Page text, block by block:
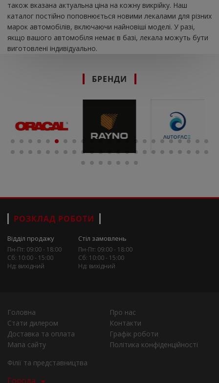
також вказана актуальна ціна на кожну викрійку. Наш
каталог постійно поповнюється новими лекалами для різних
марок автомобілів, включаючи найновіші моделі. У разі,
якщо вашого автомобіля немає в базі, лекала можуть бути
виготовлені індивідуально.
БРЕНДИ
РОЗКЛАД РОБОТИ
Відділ продажу
Пн-Пт: 09:00 - 18:00
Сб: 10:00 - 15:00
Нд: вихідний
Стіл замовлень
Пн-Пт: 09:00 - 18:00
Сб: 10:00 - 15:00
Нд: вихідний
Головна
Про нас
Стати дилером
Контакти
Доставка та оплата
Графік роботи
Мапа сайту
Політика конфіденційності
Філії та представництва
Города